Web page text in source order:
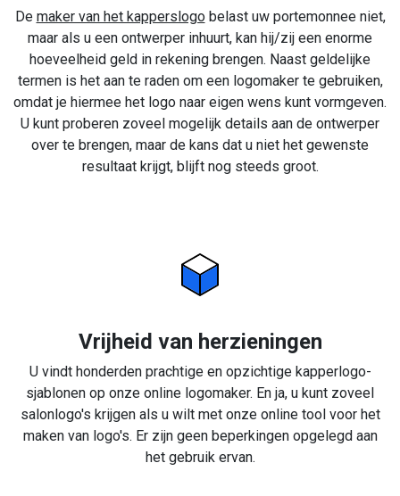
De maker van het kapperslogobelast uw portemonnee niet,
maar als u een ontwerper inhuurt, kan hij/zij een enorme
hoeveelheid geld in rekening brengen. Naast geldelijke
termen is het aan te raden om een logomaker te gebruiken,
omdat je hiermee het logo naar eigen wens kunt vormgeven.
U kunt proberen zoveel mogelijk details aan de ontwerper
over te brengen, maar de kans dat u niet het gewenste
resultaat krijgt, blijft nog steeds groot.
Vrijheid van herzieningen
U vindt honderden prachtige en opzichtige kapperlogo-
sjablonen op onze online logomaker. En ja, u kunt zoveel
salonlogo's krijgen als u wilt met onze online tool voor het
maken van logo's. Er zijn geen beperkingen opgelegd aan
het gebruik ervan.